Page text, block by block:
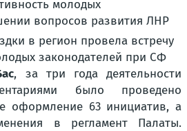
в регион провела встречу
законодателей при СФ
, за три года деятельности
было проведено
оформление 63 инициатив, а
в регламент Палаты.